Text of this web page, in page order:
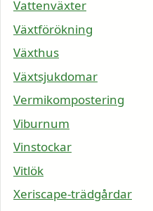
Vattenväxter
Växtförökning
Växthus
Växtsjukdomar
Vermikompostering
Viburnum
Vinstockar
Vitlök
Xeriscape-trädgårdar